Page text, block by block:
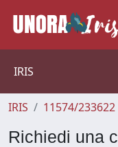
IRIS
IRIS 11574/233622
Richiedi una